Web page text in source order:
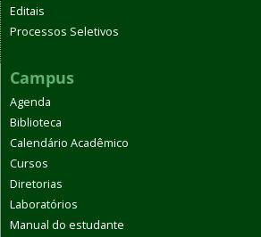
Editais
Processos Seletivos
Campus
Agenda
Biblioteca
Calendário Acadêmico
Cursos
Diretorias
Laboratórios
Manual do estudante